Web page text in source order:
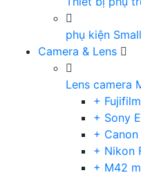
phụ kiện
Camera & Lens
Lens camera
+
+ Sony
+ Canon
+ Nikon
+ M42